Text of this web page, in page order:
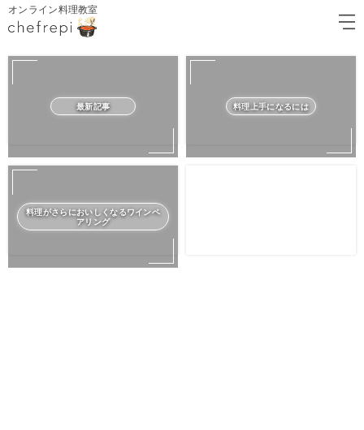
オンライン料理教室
最新記事 料理上手になるには
料理がさらにおいしくなるワインペ
アリング